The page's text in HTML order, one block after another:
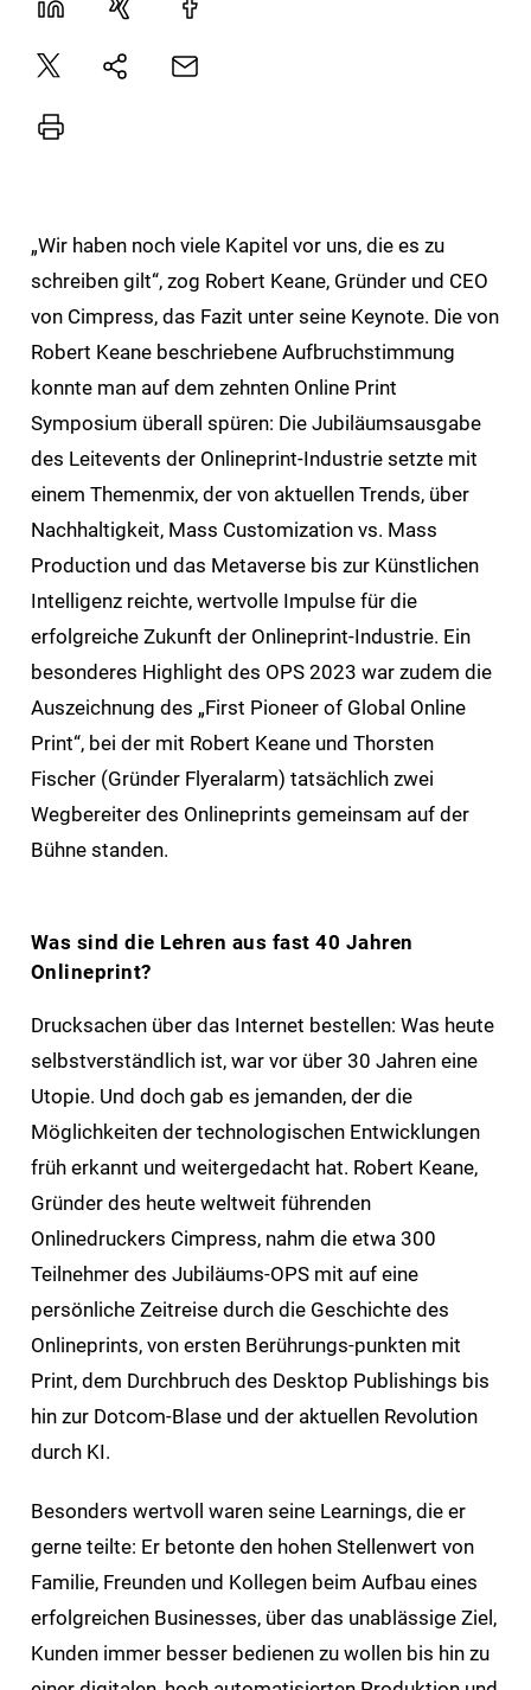
LinekdInXing Facebook
PlattformNatives
E-
Drucker
„Wir haben noch viele Kapitel vor uns, die es zu
schreiben gilt“, zog Robert Keane, Gründer und CEO
von Cimpress, das Fazit unter seine Keynote. Die von
Robert Keane beschriebene Aufbruchstimmung
konnte man auf dem zehnten Online Print
Symposium überall spüren: Die Jubiläumsausgabe
des Leitevents der Onlineprint-Industrie setzte mit
einem Themenmix, der von aktuellen Trends, über
Nachhaltigkeit, Mass Customization vs. Mass
Production und das Metaverse bis zur Künstlichen
Intelligenz reichte, wertvolle Impulse für die
erfolgreiche Zukunft der Onlineprint-Industrie. Ein
besonderes Highlight des OPS 2023 war zudem die
Auszeichnung des „First Pioneer of Global Online
Print“, bei der mit Robert Keane und Thorsten
Fischer (Gründer Flyeralarm) tatsächlich zwei
Wegbereiter des Onlineprints gemeinsam auf der
Bühne standen.
Was sind die Lehren aus fast 40 Jahren
Onlineprint?
Drucksachen über das Internet bestellen: Was heute
selbstverständlich ist, war vor über 30 Jahren eine
Utopie. Und doch gab es jemanden, der die
Möglichkeiten der technologischen Entwicklungen
früh erkannt und weitergedacht hat. Robert Keane,
Gründer des heute weltweit führenden
Onlinedruckers Cimpress, nahm die etwa 300
Teilnehmer des Jubiläums-OPS mit auf eine
persönliche Zeitreise durch die Geschichte des
Onlineprints, von ersten Berührungs-punkten mit
Print, dem Durchbruch des Desktop Publishings bis
hin zur Dotcom-Blase und der aktuellen Revolution
durch KI.
Besonders wertvoll waren seine Learnings, die er
gerne teilte: Er betonte den hohen Stellenwert von
Familie, Freunden und Kollegen beim Aufbau eines
erfolgreichen Businesses, über das unablässige Ziel,
Kunden immer besser bedienen zu wollen bis hin zu